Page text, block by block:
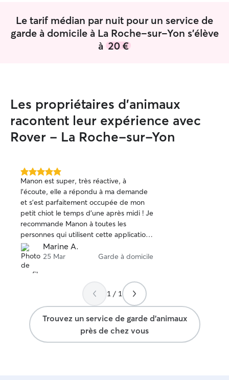
chez vous (si
transports) pour
Le tarif médian par nuit pour un service de
garde à domicile à La Roche-sur-Yon s'élève
à 20 €
Les propriétaires d'animaux
racontent leur expérience avec
Rover - La Roche-sur-Yon
5.0 étoile(s)
sur
5
Manon est super, très réactive, à
l'écoute, elle a répondu à ma demande
et s'est parfaitement occupée de mon
petit chiot le temps d'une après midi ! Je
recommande Manon à toutes les
personnes qui utilisent cette application
😃
Marine A.
25 Mar Garde à domicile
1 / 1
Trouvez un service de garde d'animaux
près de chez vous